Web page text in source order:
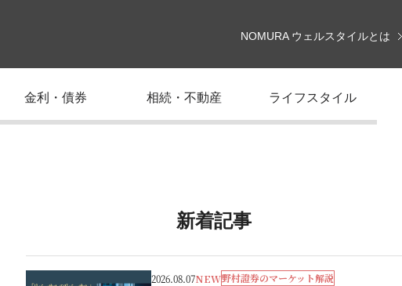
NOMURA ウェルスタイルとは
金利・債券 相続・不動産 ライフスタイル
新着記事
2026.08.07NEW野村證券のマーケット解説